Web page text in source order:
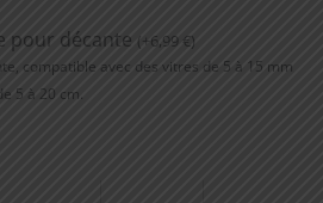
pour décante (+ 6,99 €)
compatible avec des vitres de 5 à 15 mm
5 à 20 cm.